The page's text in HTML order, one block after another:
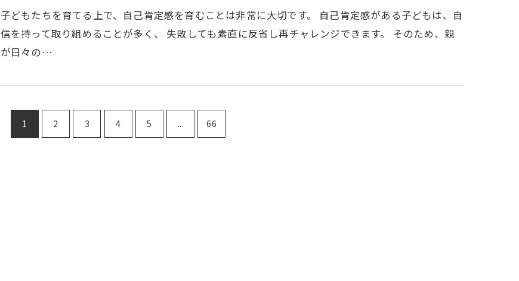
子どもたちを育てる上で、自己肯定感を育むことは非常に大切です。 自己肯定感がある子どもは、自
信を持って取り組めることが多く、 失敗しても素直に反省し再チャレンジできます。 そのため、親
が日々の…
1 2 3 4 5 ... 66